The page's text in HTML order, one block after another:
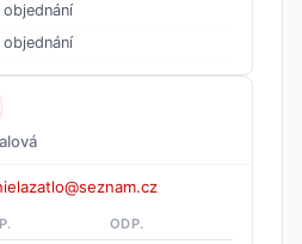
objednání
objednání
ODP.